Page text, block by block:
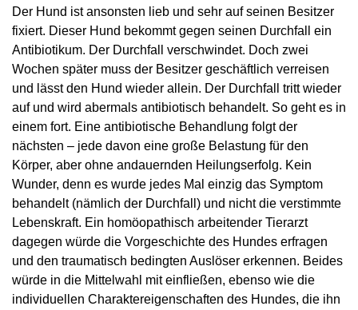
Der Hund ist ansonsten lieb und sehr auf seinen Besitzer
fixiert. Dieser Hund bekommt gegen seinen Durchfall ein
Antibiotikum. Der Durchfall verschwindet. Doch zwei
Wochen später muss der Besitzer geschäftlich verreisen
und lässt den Hund wieder allein. Der Durchfall tritt wieder
auf und wird abermals antibiotisch behandelt. So geht es in
einem fort. Eine antibiotische Behandlung folgt der
nächsten – jede davon eine große Belastung für den
Körper, aber ohne andauernden Heilungserfolg. Kein
Wunder, denn es wurde jedes Mal einzig das Symptom
behandelt (nämlich der Durchfall) und nicht die verstimmte
Lebenskraft. Ein homöopathisch arbeitender Tierarzt
dagegen würde die Vorgeschichte des Hundes erfragen
und den traumatisch bedingten Auslöser erkennen. Beides
würde in die Mittelwahl mit einfließen, ebenso wie die
individuellen Charaktereigenschaften des Hundes, die ihn